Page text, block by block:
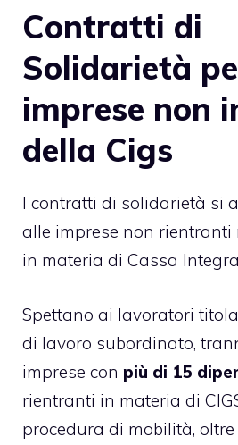
Contratti di
Solidarietà
imprese non
della Cigs
I contratti di solidarietà si
alle imprese non
in materia di Cassa
Spettano ai lavoratori
di lavoro subordinato,
imprese con più di 15
rientranti in materia di
procedura di mobilità,